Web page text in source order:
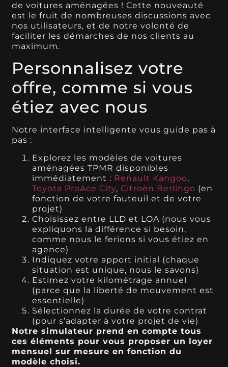
de voitures aménagées ! Cette nouveauté
est le fruit de nombreuses discussions avec
nos utilisateurs, et de notre volonté de
faciliter les démarches de nos clients au
maximum.
Personnalisez votre
offre, comme si vous
étiez avec nous
Notre interface intelligente vous guide pas à
pas :
Explorez les modèles de voitures
aménagées TPMR disponibles
immédiatement : Renault Kangoo,
Toyota ProAce City,Citroën Berlingo (en
fonction de votre fauteuil et de votre
projet)
Choisissez entre LLD et LOA (nous vous
expliquons la différence si besoin,
comme nous le ferions si vous étiez en
agence)
Indiquez votre apport initial (chaque
situation est unique, nous le savons)
Estimez votre kilométrage annuel
(parce que la liberté de mouvement est
essentielle)
Sélectionnez la durée de votre contrat
(pour s’adapter à votre projet de vie)
Notre simulateur prend en compte tous
ces éléments pour vous proposer un loyer
mensuel sur mesure en fonction du
modèle choisi.